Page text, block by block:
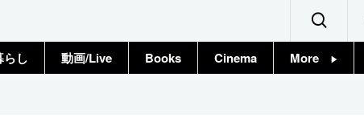
らし 動画/Live Books Cinema More